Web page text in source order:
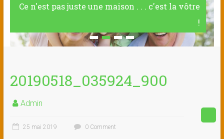
Ce n'est pas juste une maison . . . c'est la vôtre
!
20190518_035924_900
Admin
25 mai 2019 0 Comment